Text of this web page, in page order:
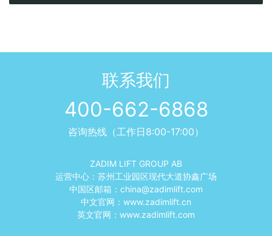
联系我们
400-662-6868
咨询热线（工作日8:00-17:00）
ZADIM LIFT GROUP AB
运营中心：苏州工业园区现代大道协鑫广场
中国区邮箱： china@zadimlift.com
中文官网： www.zadimlift.cn
英文官网： www.zadimlift.com